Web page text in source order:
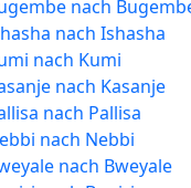
nach
nach Ishasha
nach Kumi
nach Kasanje
nach Pallisa
nach Nebbi
nach Bweyale